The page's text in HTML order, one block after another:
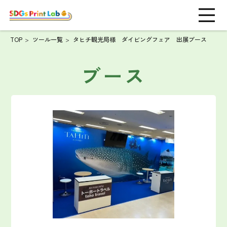
TOP ツール一覧 タヒチ観光局様 ダイビングフェア 出展ブース
ブース